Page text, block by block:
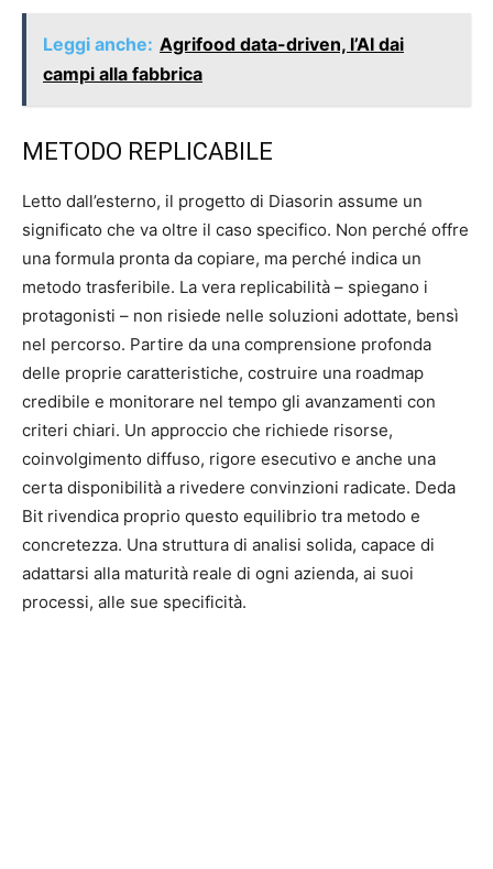
Leggi anche: Agrifood data-driven, l’AI dai
campi alla fabbrica
METODO REPLICABILE
Letto dall’esterno, il progetto di Diasorin assume un
significato che va oltre il caso specifico. Non perché offre
una formula pronta da copiare, ma perché indica un
metodo trasferibile. La vera replicabilità – spiegano i
protagonisti – non risiede nelle soluzioni adottate, bensì
nel percorso. Partire da una comprensione profonda
delle proprie caratteristiche, costruire una roadmap
credibile e monitorare nel tempo gli avanzamenti con
criteri chiari. Un approccio che richiede risorse,
coinvolgimento diffuso, rigore esecutivo e anche una
certa disponibilità a rivedere convinzioni radicate. Deda
Bit rivendica proprio questo equilibrio tra metodo e
concretezza. Una struttura di analisi solida, capace di
adattarsi alla maturità reale di ogni azienda, ai suoi
processi, alle sue specificità.